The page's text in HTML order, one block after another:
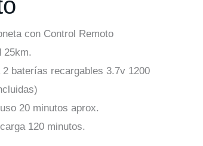
con Control Remoto
25km.
baterías recargables 3.7v 1200
20 minutos aprox.
120 minutos.